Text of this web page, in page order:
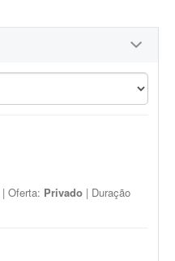
| Oferta: Privado | Duração